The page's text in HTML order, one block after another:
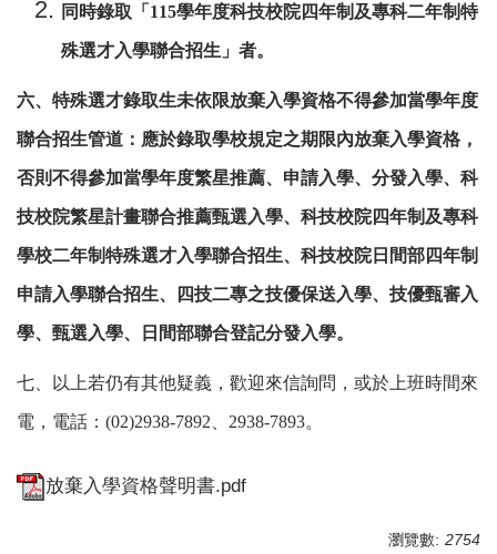
同時錄取「115學年度科技校院四年制及專科二年制特
殊選才入學聯合招生」者。
六、特殊選才錄取生未依限放棄入學資格不得參加當學年度
聯合招生管道：應於錄取學校規定之期限內放棄入學資格，
否則不得參加當學年度繁星推薦、申請入學、分發入學、科
技校院繁星計畫聯合推薦甄選入學、科技校院四年制及專科
學校二年制特殊選才入學聯合招生、科技校院日間部四年制
申請入學聯合招生、四技二專之技優保送入學、技優甄審入
學、甄選入學、日間部聯合登記分發入學。
七、 以上若仍有其他疑義，歡迎來信詢問，或於上班時間來
電，電話：(02)2938-7892、2938-7893。
放棄入學資格聲明書.pdf
瀏覽數: 2754